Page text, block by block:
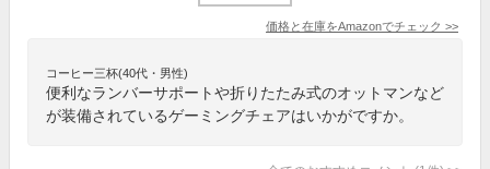
価格と在庫をAmazonでチェック >>
コーヒー三杯(40代・男性)
便利なランバーサポートや折りたたみ式のオットマンなど
が装備されているゲーミングチェアはいかがですか。